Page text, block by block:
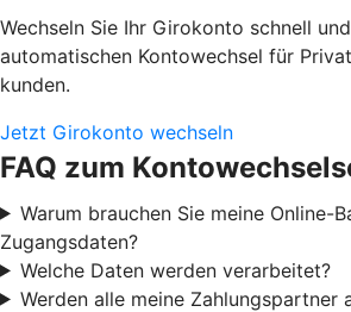
Wechseln Sie Ihr Girokonto schnell
automatischen Kontowechsel für
kunden.
Jetzt Girokonto wechseln
FAQ zum
Warum brauchen Sie meine Online-
Zugangsdaten?
Welche Daten werden verarbeitet?
Werden alle meine Zahlungspartner